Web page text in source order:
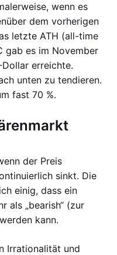
wenn es
dem vorherigen
letzte ATH (all-time
gab es im November
erreichte.
unten zu tendieren.
fast 70 %.
der Preis
sinkt. Die
einig, dass ein
als „bearish“ (zur
kann.
Irrationalität und